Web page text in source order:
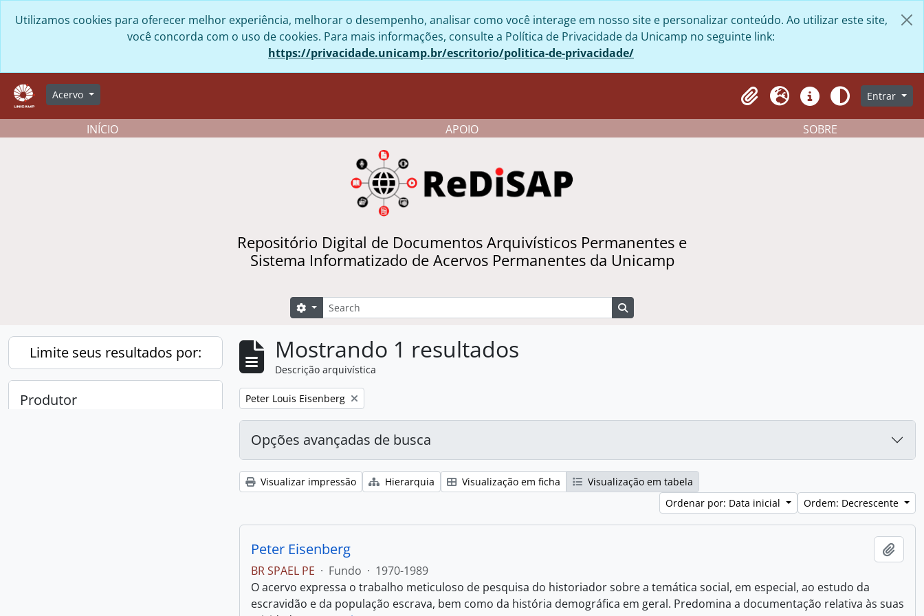
Utilizamos cookies para oferecer melhor experiência, melhorar o desempenho, analisar como você interage em nosso site e personalizar conteúdo. Ao utilizar este site,
você concorda com o uso de cookies. Para mais informações, consulte a Política de Privacidade da Unicamp no seguinte link:
https://privacidade.unicamp.br/escritorio/politica-de-privacidade/
Acervo
Clipboard
Idioma AtalhosAparênciaEntrar
INÍCIO APOIO SOBRE
Repositório Digital de Documentos Arquivísticos Permanentes e
Sistema Informatizado de Acervos Permanentes da Unicamp
Buscar
Opções de busca
Limite seus resultados por:
Produtor
Mostrando 1 resultados
Descrição arquivística
Remover filtro:
Peter Louis Eisenberg
Opções avançadas de busca
Visualizar impressão Hierarquia Visualização em ficha
Visualização em tabela
Ordenar por: Data inicial
Ordem: Decrescente
Peter Eisenberg
BR SPAEL PE · Fundo · 1970-1989
O acervo expressa o trabalho meticuloso de pesquisa do historiador sobre a temática social, em especial, ao estudo da
escravidão e da população escrava, bem como da história demográfica em geral. Predomina a documentação relativa às suas